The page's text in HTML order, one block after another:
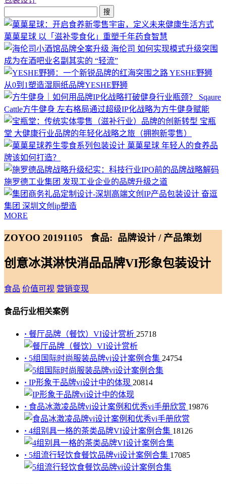
搜
菓菓星球 以「滋补零食化」重塑千年药食智慧
海伦司 如何实现模式升级突围
成为在酒吧业名副其实的 “轻流”
YESHE野狮
从0到1塑造湿厕纸品牌YESHE野狮
Sqaure
Cattle方牛健身 左右格局通过超级IP化战略为方牛健身赋能
宝瓶
堂 大健康行业品牌的年轻化战略之旅（拥抱新零售）
菓菓星球 年轻人的食养品
牌该如何打造？
施罗德工业集团 发现工业企业的品牌升级之道
奋逗
集团 深圳文创ip塑造
MORE
ZOYOO 20191105 食品: 品牌设计 / 产品策划
创意冰淇淋快消品品牌VI形象包装设计
食品 价值可视 营销变现
食品行业相关案例
· 餐厅品牌（餐饮）VI设计赏析 25718
· 5组国际时尚服装品牌vi设计案例合集 24754
· IP形象于品牌vi设计中的体现 20814
· 食品冰激凌品牌vi设计案例和优秀vi手册欣赏 19876
· 4组别具一格的茶类品牌VI设计案例合集 18126
· 5组流行轻饮食餐饮品牌vi设计案例合集 17085